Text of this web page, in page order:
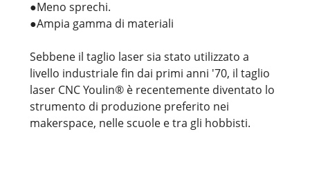
●Meno sprechi.
●Ampia gamma di materiali
Sebbene il taglio laser sia stato utilizzato a
livello industriale fin dai primi anni '70, il taglio
laser CNC Youlin® è recentemente diventato lo
strumento di produzione preferito nei
makerspace, nelle scuole e tra gli hobbisti.